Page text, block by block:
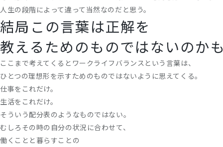
人生の段階によって違って当然なのだと思う。
結局この言葉は正解を
教えるためのものではないのか
ここまで考えてくるとワークライフバランスという言葉は、
ひとつの理想形を示すためのものではないように思えてくる。
仕事をこれだけ。
生活をこれだけ。
そういう配分表のようなものではない。
むしろその時の自分の状況に合わせて、
働くことと暮らすことの